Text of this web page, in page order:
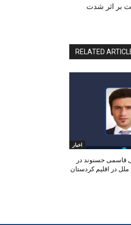
بر اثر شدت
RELATED
اخبار
قاسمی حسنوند در
ملل در اقلیم کردستان